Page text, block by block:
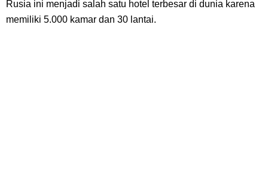
Rusia ini menjadi salah satu hotel terbesar di dunia karena
memiliki 5.000 kamar dan 30 lantai.